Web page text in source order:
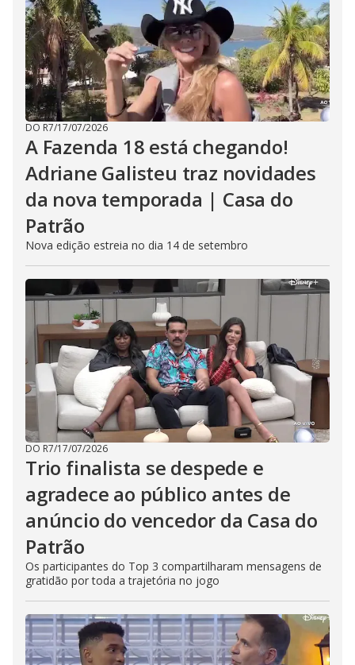
DO R7/17/07/2026
A Fazenda 18 está chegando!
Adriane Galisteu traz novidades
da nova temporada | Casa do
Patrão
Nova edição estreia no dia 14 de setembro
DO R7/17/07/2026
Trio finalista se despede e
agradece ao público antes de
anúncio do vencedor da Casa do
Patrão
Os participantes do Top 3 compartilharam mensagens de
gratidão por toda a trajetória no jogo